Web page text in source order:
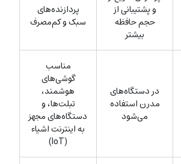
و پشتیبانی از
حجم حافظه
بیشتر
پردازنده‌های
سبک و کم‌مصرف
در دستگاه‌های
مدرن استفاده
می‌شود
مناسب
گوشی‌های
هوشمند،
تبلت‌ها، و
دستگاه‌های مجهز
به اینترنت اشیاء
(IoT)